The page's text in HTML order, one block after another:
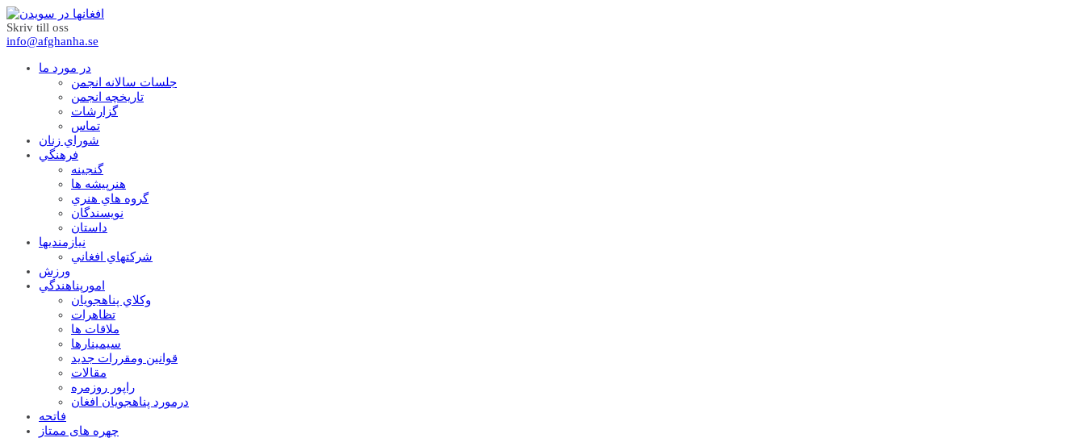
Skriv till oss
info@afghanha.se
در مورد ما
جلسات سالانه انجمن
تاریخچه انجمن
گزارشات
تماس
شوراي زنان
فرهنگي
گنجينه
هنرپيشه ها
گروه هاي هنري
نويسندگان
داستان
نيازمنديها
شرکتهاي افغاني
ورزش
امورپناهندگي
وکلاي پناهجويان
تظاهرات
ملاقات ها
سيمينارها
قوانين ومقررات جديد
مقالات
راپور روزمره
درمورد پناهجويان افغان
فاتحه
چهره های ممتاز